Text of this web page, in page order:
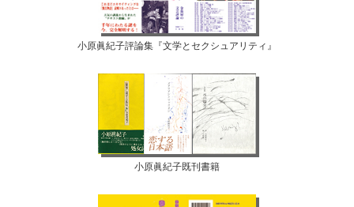
小原眞紀子評論集『文学とセクシュアリティ』
小原眞紀子既刊書籍